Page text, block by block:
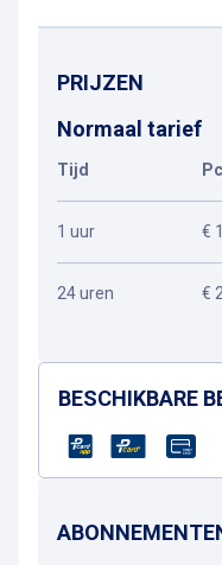
PRIJZEN
Normaal tarief
Tijd
1 uur €
24 uren €
BESCHIKBARE